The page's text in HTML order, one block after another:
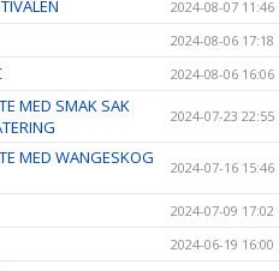
2024-08-07 11:46
2024-08-06 17:18
2024-08-06 16:06
MED SMAK SAK
2024-07-23 22:55
MED WANGESKOG
2024-07-16 15:46
2024-07-09 17:02
2024-06-19 16:00